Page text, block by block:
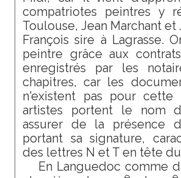
compatriotes peintres y
Toulouse, Jean Marchant
François sire à Lagrasse.
peintre grâce aux
enregistrés par les
chapitres, car les
n'existent pas pour cette
artistes portent le nom
assurer de la présence
portant sa signature,
des lettres N et T en tête
En Languedoc comme